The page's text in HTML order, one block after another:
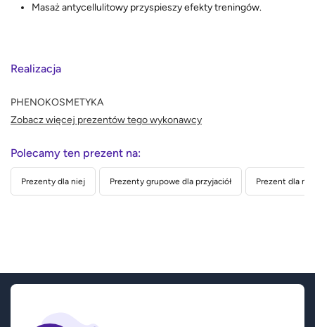
Masaż antycellulitowy przyspieszy efekty treningów.
Realizacja
PHENOKOSMETYKA
Zobacz więcej prezentów tego wykonawcy
Polecamy ten prezent na:
Prezenty dla niej Prezenty grupowe dla przyjaciół Prezent dla